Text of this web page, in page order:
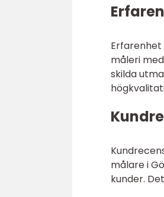
måleri
skilda
målare i
kunder.